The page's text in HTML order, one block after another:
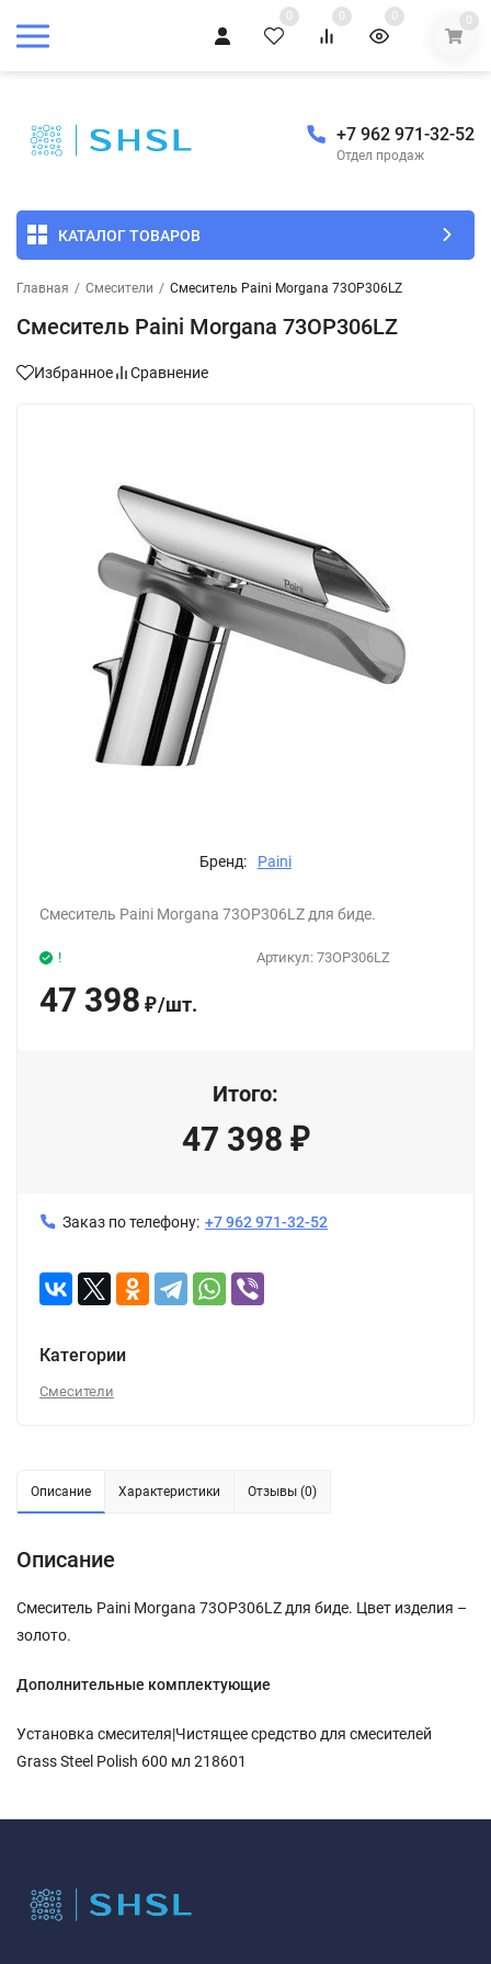
0 0 0 0
+7 962 971-32-52
Отдел продаж
КАТАЛОГ ТОВАРОВ
Главная / Смесители / Смеситель Paini Morgana 73OP306LZ
Смеситель Paini Morgana 73OP306LZ
Избранное Сравнение
Бренд: Paini
Смеситель Paini Morgana 73OP306LZ для биде.
Артикул: 73OP306LZ
!
47 398 ₽/шт.
Итого:
47 398 ₽
Заказ по телефону: +7 962 971-32-52
Категории
Смесители
Описание Характеристики Отзывы (0)
Описание
Смеситель Paini Morgana 73OP306LZ для биде. Цвет изделия –
золото.
Дополнительные комплектующие
Установка смесителя|Чистящее средство для смесителей
Grass Steel Polish 600 мл 218601